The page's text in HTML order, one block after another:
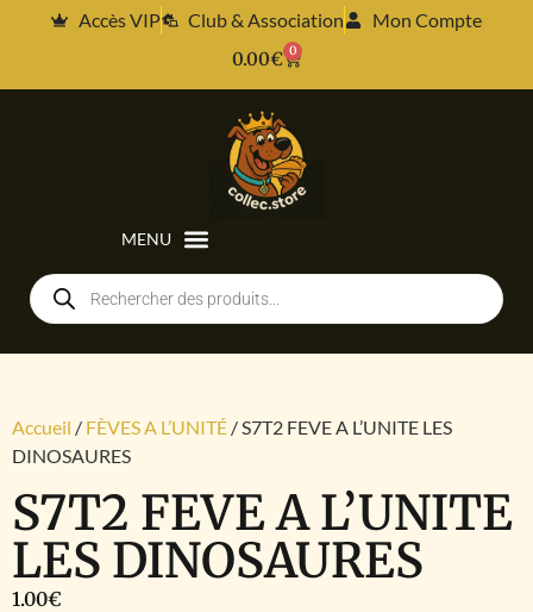
Accès VIP Club & Association
Mon Compte
0.00€ 0
Accueil / FÈVES A L’UNITÉ / S7T2 FEVE A L’UNITE LES
DINOSAURES
S7T2 FEVE A L’UNITE
LES DINOSAURES
1.00€